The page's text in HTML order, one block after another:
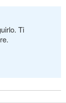
Ti